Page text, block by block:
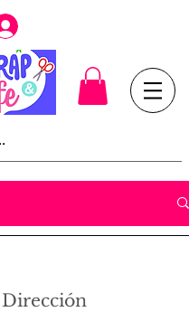
Gaby Cruz
Dirección